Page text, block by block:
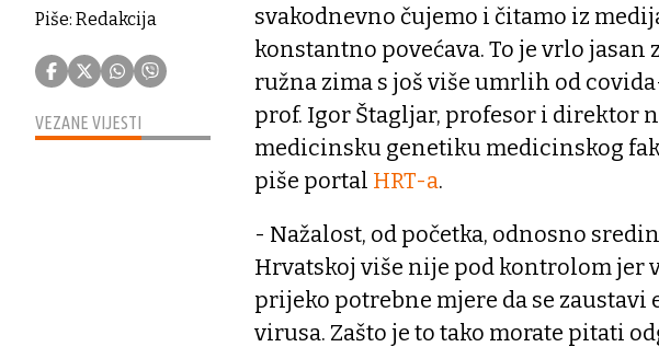
Piše: Redakcija
VEZANE VIJESTI
svakodnevno čujemo i čitamo iz
konstantno povećava. To je vrlo jasan
ružna zima s još više umrlih od
prof. Igor Štagljar, profesor i direktor
medicinsku genetiku medicinskog
piše portal HRT-a.
- Nažalost, od početka, odnosno
Hrvatskoj više nije pod kontrolom jer
prijeko potrebne mjere da se
virusa. Zašto je to tako morate pitati